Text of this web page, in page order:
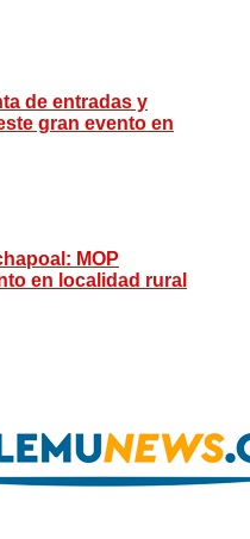
de entradas y
gran evento en
MOP
en localidad rural